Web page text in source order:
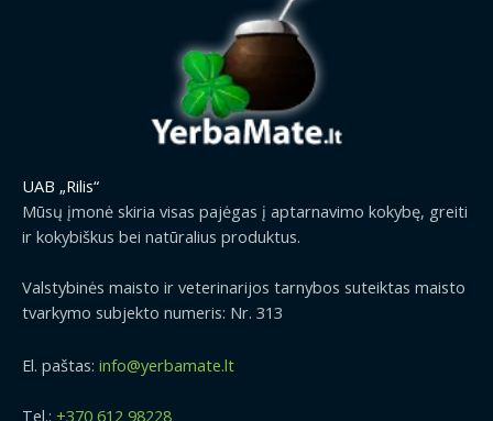
UAB „Rilis“
Mūsų įmonė skiria visas pajėgas į aptarnavimo kokybę, greiti
ir kokybiškus bei natūralius produktus.
Valstybinės maisto ir veterinarijos tarnybos suteiktas maisto
tvarkymo subjekto numeris: Nr. 313
El. paštas: info@yerbamate.lt
Tel.: +370 612 98228